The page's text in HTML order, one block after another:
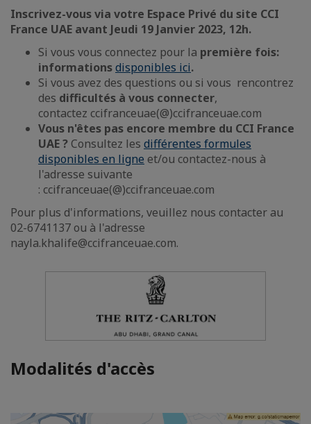
Inscrivez-vous via votre Espace Privé du site CCI
France UAE avant Jeudi 19 Janvier 2023, 12h.
Si vous vous connectez pour la première fois:
informationsdisponibles ici.
Si vous avez des questions ou si vous rencontrez
des difficultés à vous connecter,
contactez ccifranceuae(@)ccifranceuae.com
Vous n'êtes pas encore membre du CCI France
UAE ? Consultez les différentes formules
disponibles en ligne et/ou contactez-nous à
l'adresse suivante
: ccifranceuae(@)ccifranceuae.com
Pour plus d'informations, veuillez nous contacter au
02-6741137 ou à l'adresse
nayla.khalife@ccifranceuae.com.
Modalités d'accès